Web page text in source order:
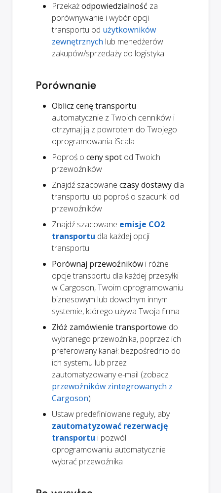
Przekażodpowiedzialność za
porównywanie i wybór opcji
transportu od użytkowników
zewnętrznych lub menedżerów
zakupów/sprzedaży do logistyka
Porównanie
Oblicz cenę transportu
automatycznie z Twoich cenników i
otrzymaj ją z powrotem do Twojego
oprogramowania iScala
Poproś o ceny spot od Twoich
przewoźników
Znajdź szacowane czasy dostawy dla
transportu lub poproś o szacunki od
przewoźników
Znajdź szacowane emisje CO2
transportu dla każdej opcji
transportu
Porównaj przewoźników i różne
opcje transportu dla każdej przesyłki
w Cargoson, Twoim oprogramowaniu
biznesowym lub dowolnym innym
systemie, którego używa Twoja firma
Złóż zamówienie transportowe do
wybranego przewoźnika, poprzez ich
preferowany kanał: bezpośrednio do
ich systemu lub przez
zautomatyzowany e-mail (zobacz
przewoźników zintegrowanych z
Cargoson)
Ustaw predefiniowane reguły, aby
zautomatyzować rezerwację
transportu i pozwól
oprogramowaniu automatycznie
wybrać przewoźnika